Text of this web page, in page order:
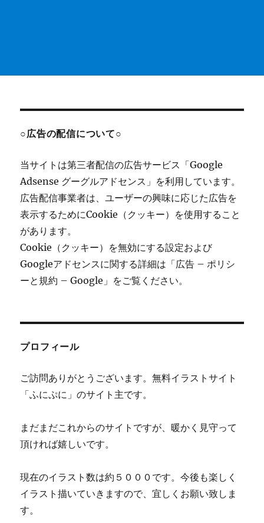
○広告の配信について○
当サイトは第三者配信の広告サービス「Google
Adsense グーグルアドセンス」を利用しています。
広告配信事業者は、ユーザーの興味に応じた広告を
表示するためにCookie（クッキー）を使用すること
があります。
Cookie（クッキー）を無効にする設定および
Googleアドセンスに関する詳細は「広告 – ポリシ
ーと規約 – Google」をご覧ください。
プロフィール
ご訪問ありがとうございます。無料イラストサイト
「ふにぷに」のサイト主です。
まだまだこれからのサイトですが、暖かく見守って
頂ければ嬉しいです。
現在のイラスト数は約５０００です。今後も楽しく
イラスト描いていきますので、宜しくお願い致しま
す。